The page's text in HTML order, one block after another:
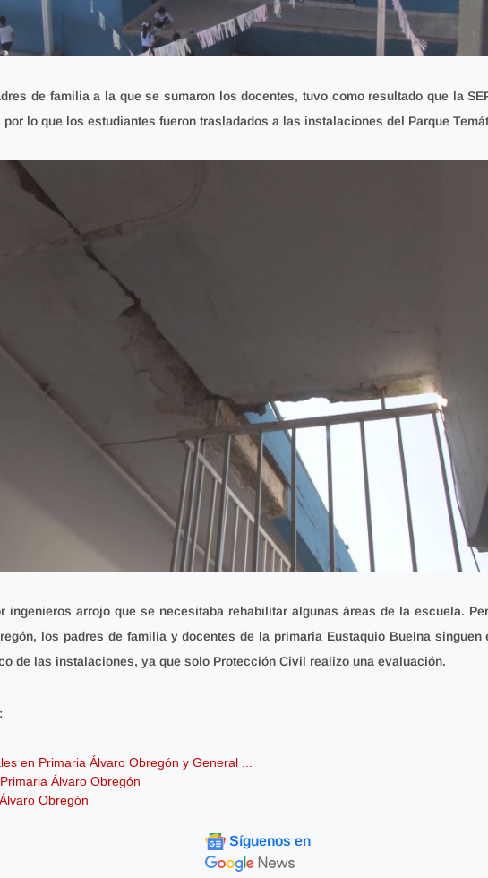
de familia a la que se sumaron los docentes, tuvo como resultado que la
por lo que los estudiantes fueron trasladados a las instalaciones del Parque
ingenieros arrojo que se necesitaba rehabilitar algunas áreas de la escuela.
los padres de familia y docentes de la primaria Eustaquio Buelna singuen
de las instalaciones, ya que solo Protección Civil realizo una evaluación.
en Primaria Álvaro Obregón y General ...
Álvaro Obregón
Obregón
Síguenos en